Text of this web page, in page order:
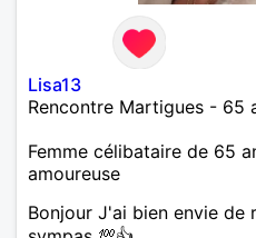
Lisa13
Rencontre Martigues - 65
Femme célibataire de 65
amoureuse
Bonjour J'ai bien envie de